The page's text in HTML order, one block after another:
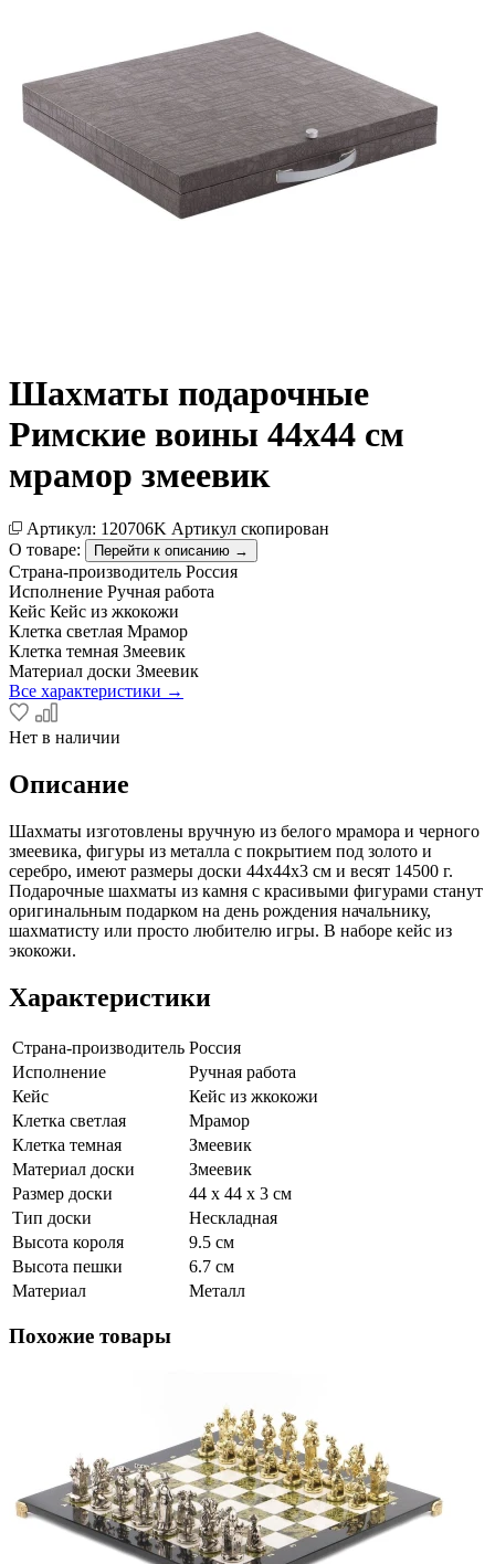
Шахматы подарочные
Римские воины 44х44 см
мрамор змеевик
Артикул: 120706K Артикул скопирован
О товаре:
Перейти к описанию →
Страна-производитель Россия
Исполнение Ручная работа
Кейс Кейс из жкокожи
Клетка светлая Мрамор
Клетка темная Змеевик
Материал доски Змеевик
Все характеристики →
Нет в наличии
Описание
Шахматы изготовлены вручную из белого мрамора и черного
змеевика, фигуры из металла с покрытием под золото и
серебро, имеют размеры доски 44х44х3 см и весят 14500 г.
Подарочные шахматы из камня с красивыми фигурами станут
оригинальным подарком на день рождения начальнику,
шахматисту или просто любителю игры. В наборе кейс из
экокожи.
Характеристики
Страна-производитель Россия
Исполнение
Ручная работа
Кейс
Кейс из жкокожи
Клетка светлая
Мрамор
Клетка темная
Змеевик
Материал доски
Змеевик
Размер доски
44 х 44 х 3 см
Тип доски
Нескладная
Высота короля
9.5 см
Высота пешки
6.7 см
Материал
Металл
Похожие товары